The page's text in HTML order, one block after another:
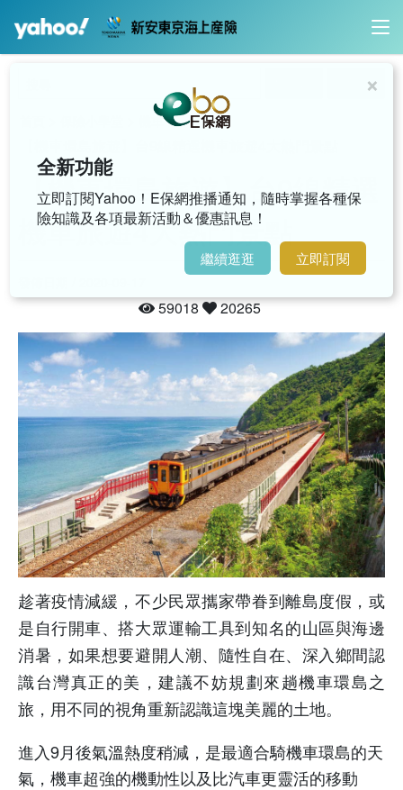
影音搜尋
機車 >
【機車環島旅遊】台9線精選
機車旅遊4大熱門景點
59018 20265
趁著疫情減緩，不少民眾攜家帶眷到離島度假，或
是自行開車、搭大眾運輸工具到知名的山區與海邊
消暑，如果想要避開人潮、隨性自在、深入鄉間認
識台灣真正的美，建議不妨規劃來趟機車環島之
旅，用不同的視角重新認識這塊美麗的土地。
進入9月後氣溫熱度稍減，是最適合騎機車環島的天
氣，機車超強的機動性以及比汽車更靈活的移動
×
全新功能
立即訂閱Yahoo！E保網推播通知，隨時掌握各種保
險知識及各項最新活動＆優惠訊息！
繼續逛逛 立即訂閱